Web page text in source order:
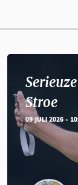
Stroe
09 JULI 2026 -